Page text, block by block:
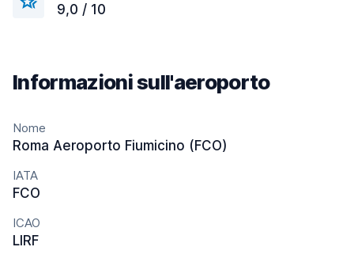
9,0 / 10
Informazioni sull'aeroporto
Nome
Roma Aeroporto Fiumicino (FCO)
IATA
FCO
ICAO
LIRF